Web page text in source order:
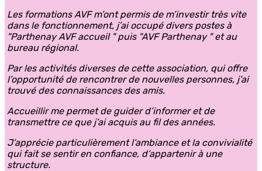
Les formations AVF m’ont permis de m’investir très vite
dans le fonctionnement, j’ai occupé divers postes à
"Parthenay AVF accueil " puis "AVF Parthenay " et au
bureau régional.
Par les activités diverses de cette association, qui offre
l’opportunité de rencontrer de nouvelles personnes, j’ai
trouvé des connaissances des amis.
Accueillir me permet de guider d’informer et de
transmettre ce que j’ai acquis au fil des années.
J’apprécie particulièrement l’ambiance et la convivialité
qui fait se sentir en confiance, d’appartenir à une
structure.